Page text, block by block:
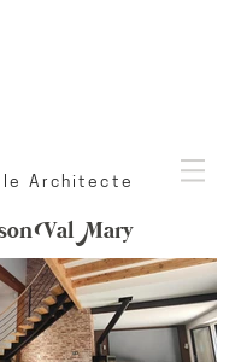
Architecte
Val Mary